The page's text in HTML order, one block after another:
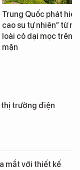
Trung Quốc phát hiện
cao su tự nhiên” từ
loài cỏ dại mọc trên
mặn
thị trường điện
mắt với thiết kế